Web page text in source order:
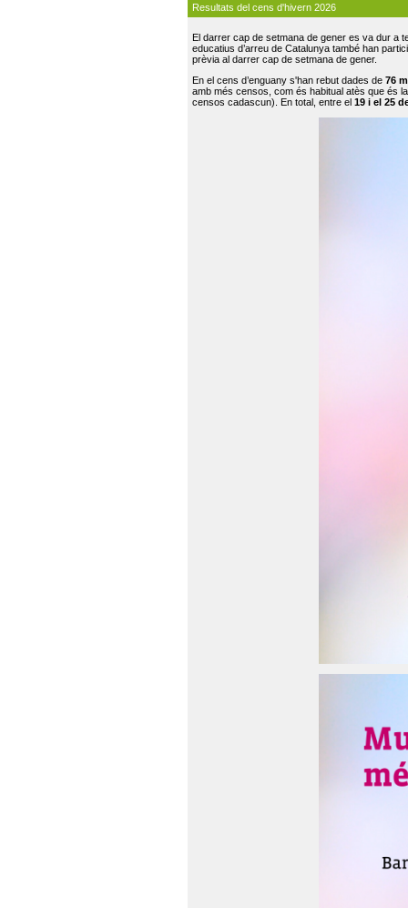
Resultats del cens d'hivern 2026
El darrer cap de setmana de gener es va dur a
educatius d’arreu de Catalunya també han
prèvia al darrer cap de setmana de gener.
En el cens d’enguany s'han rebut dades de 76
amb més censos, com és habitual atès que és
censos cadascun). En total, entre el 19 i el 25